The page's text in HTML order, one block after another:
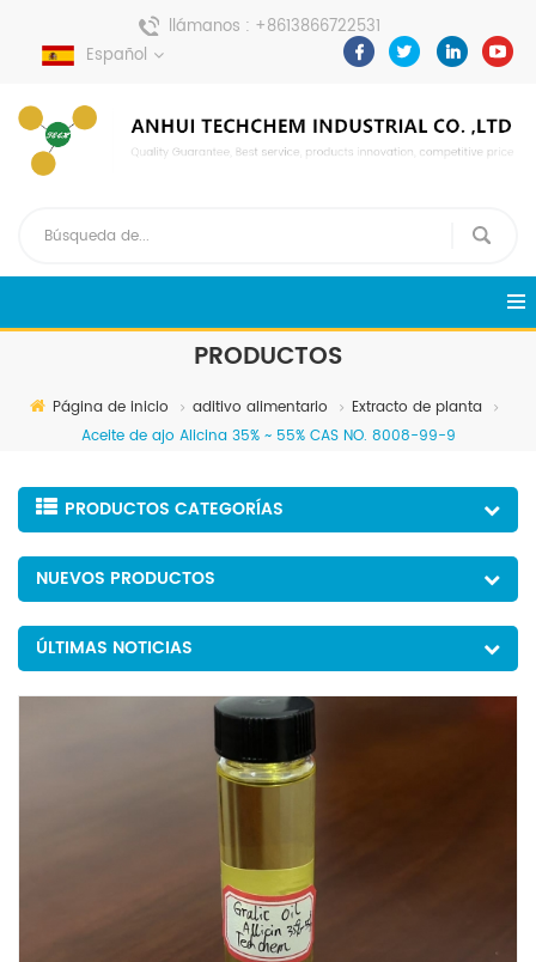
llámanos : +8613866722531
enviar un mensaje :
pweiping@techemi.com
Español
PRODUCTOS
Página de inicio aditivo alimentario
Extracto de planta
Aceite de ajo Alicina 35% ~ 55% CAS NO. 8008-99-9
PRODUCTOS CATEGORÍAS
NUEVOS PRODUCTOS
ÚLTIMAS NOTICIAS